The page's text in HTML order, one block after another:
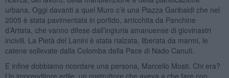
urbana. Oggi davanti a quel Muro c’è una Piazza Garibaldi che nel
2005 è stata pavimentata in porfido, arricchita da Panchine
d’Artista, che vanno difese dall’ingiuria amanuense di giovinastri
incivili. La Pietà del Lanini è stata rialzata, liberata da marmi, le
catene sollevate dalla Colomba della Pace di Nado Canuti.
E infine dobbiamo ricordare una persona, Marcello Mosti. Chi era?
Un imprenditore edile, un costruttore che aveva a che fare con